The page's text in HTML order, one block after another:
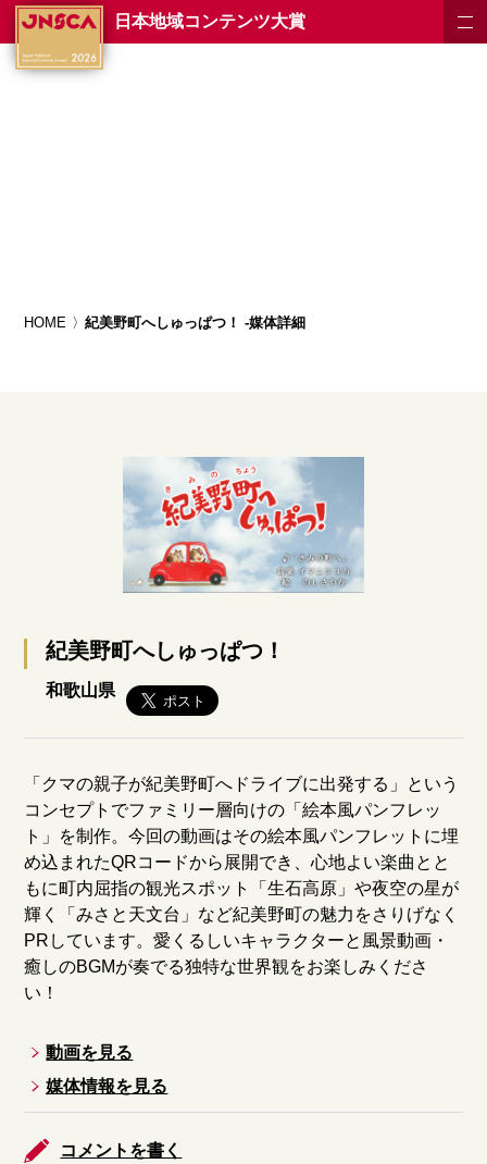
日本地域コンテンツ大賞
HOME 紀美野町へしゅっぱつ！ -媒体詳細
紀美野町へしゅっぱつ！
和歌山県
「クマの親子が紀美野町へドライブに出発する」という
コンセプトでファミリー層向けの「絵本風パンフレッ
ト」を制作。今回の動画はその絵本風パンフレットに埋
め込まれたQRコードから展開でき、心地よい楽曲とと
もに町内屈指の観光スポット「生石高原」や夜空の星が
輝く「みさと天文台」など紀美野町の魅力をさりげなく
PRしています。愛くるしいキャラクターと風景動画・
癒しのBGMが奏でる独特な世界観をお楽しみくださ
い！
動画を見る
媒体情報を見る
コメントを書く